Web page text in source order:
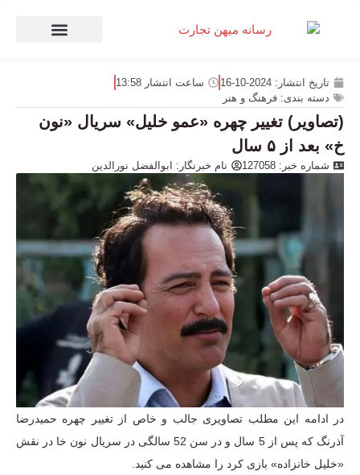
تاریخ انتشار: 2024-10-16 ساعت انتشار 13:58
دسته بندی: فرهنگ و هنر
(تصاویر) تغییر چهره «عمو خلیل» سریال «نون
خ» بعد از ۵ سال
شماره خبر: 127058 نام خبرنگار: ابوالفضل نورالدین
در ادامه این مطلب تصاویری جالب و خاص از تغییر چهره حمیدرضا
آذرنگ که پس از 5 سال و در سن 52 سالگی در سریال نون خا در نقش
«خلیل خانزاده» بازی کرد را مشاهده می کنید.